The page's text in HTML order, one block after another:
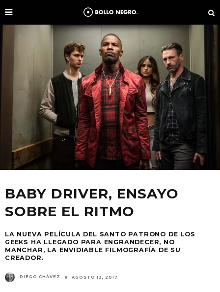
BABY DRIVER, ENSAYO
SOBRE EL RITMO
LA NUEVA PELÍCULA DEL SANTO PATRONO DE LOS
GEEKS HA LLEGADO PARA ENGRANDECER, NO
MANCHAR, LA ENVIDIABLE FILMOGRAFÍA DE SU
CREADOR.
DIEGO CHÁVEZ AGOSTO 13, 2017